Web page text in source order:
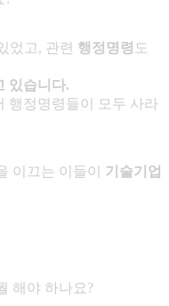
었고, 관련 행정명령 도
있습니다.
행정명령들이 모두 사라
이끄는 이들이 기술기업
해야 하나요?